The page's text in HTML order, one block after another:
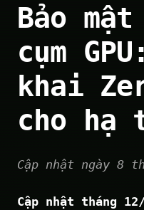
Bảo
cụm
khai
cho hạ
Cập nhật ngày 8
Cập nhật tháng